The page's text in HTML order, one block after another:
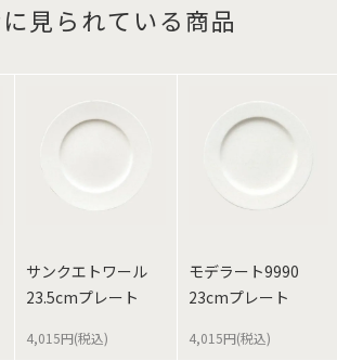
見られている商品
サンクエトワール
23.5cmプレート
4,015円(税込)
モデラート9990
23cmプレート
4,015円(税込)